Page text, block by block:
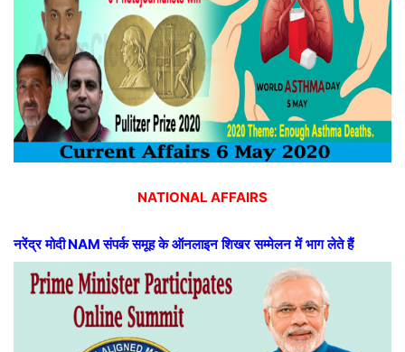
NATIONAL AFFAIRS
नरेंद्र मोदीNAMसंपर्क समूह के ऑनलाइन शिखर सम्मेलन में भाग लेते हैं